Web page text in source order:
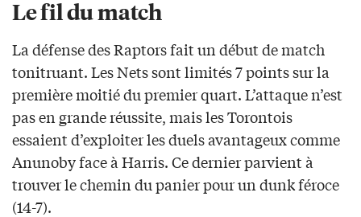
Le fil du match
La défense des Raptors fait un début de match
tonitruant. Les Nets sont limités 7 points sur la
première moitié du premier quart. L’attaque n’est
pas en grande réussite, mais les Torontois
essaient d’exploiter les duels avantageux comme
Anunoby face à Harris. Ce dernier parvient à
trouver le chemin du panier pour un dunk féroce
(14-7).